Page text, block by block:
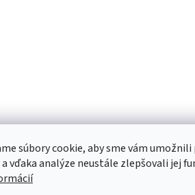
súbory cookie, aby sme vám
vďaka analýze neustále zlepšovali jej